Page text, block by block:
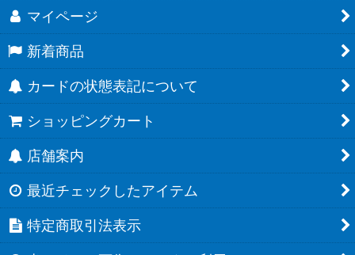
マイページ
新着商品
カードの状態表記について
ショッピングカート
店舗案内
最近チェックしたアイテム
特定商取引法表示